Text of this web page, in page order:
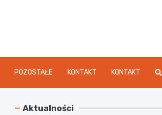
POZOSTAŁE KONTAKT KONTAKT
Aktualności